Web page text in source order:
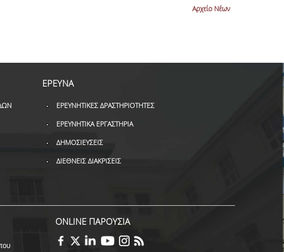
Αρχείο Νέων
ΕΡΕΥΝΑ
ΕΡΕΥΝΗΤΙΚΕΣ ΔΡΑΣΤΗΡΙΟΤΗΤΕΣ
ΕΡΕΥΝΗΤΙΚΑ ΕΡΓΑΣΤΗΡΙΑ
ΔΗΜΟΣΙΕΥΣΕΙΣ
ΔΙΕΘΝΕΙΣ ΔΙΑΚΡΙΣΕΙΣ
ONLINE ΠΑΡΟΥΣΙΑ